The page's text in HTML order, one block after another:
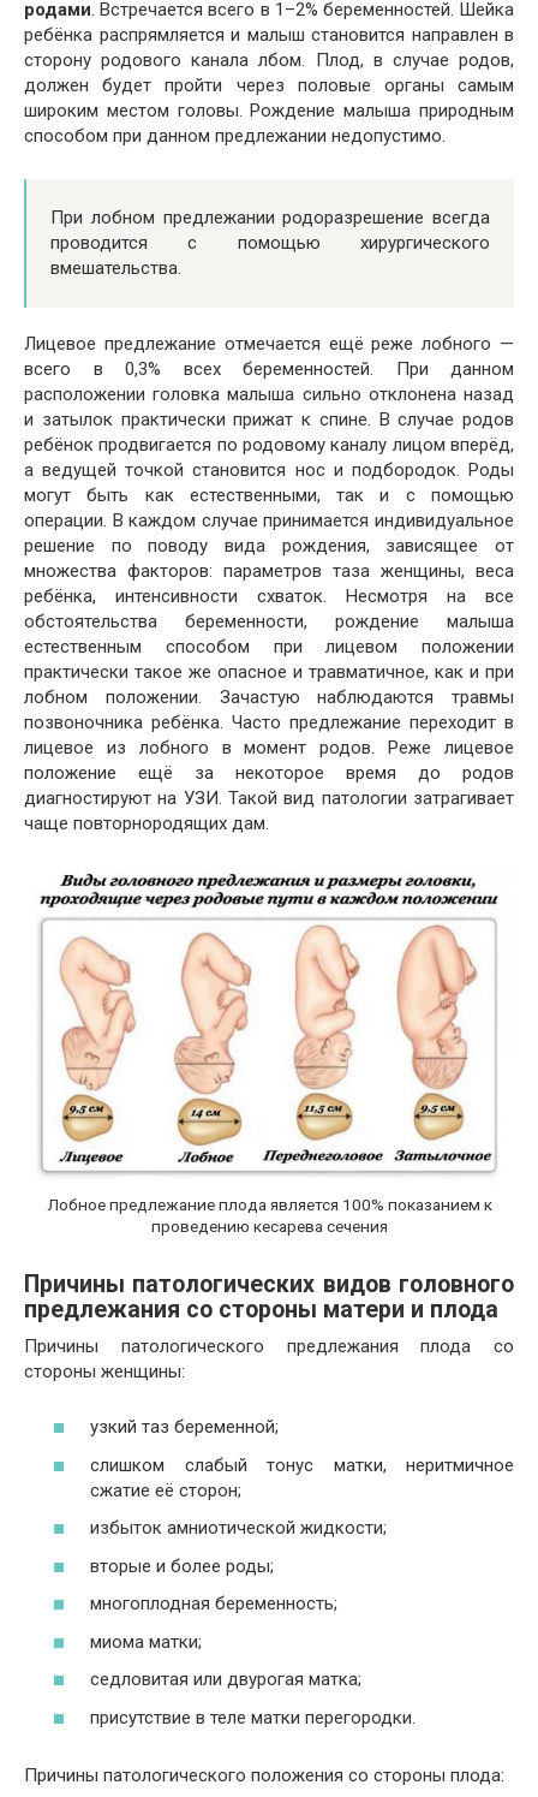
родами. Встречается всего в 1–2% беременностей. Шейка
ребёнка распрямляется и малыш становится направлен в
сторону родового канала лбом. Плод, в случае родов,
должен будет пройти через половые органы самым
широким местом головы. Рождение малыша природным
способом при данном предлежании недопустимо.
При лобном предлежании родоразрешение всегда
проводится с помощью хирургического
вмешательства.
Лицевое предлежание отмечается ещё реже лобного —
всего в 0,3% всех беременностей. При данном
расположении головка малыша сильно отклонена назад
и затылок практически прижат к спине. В случае родов
ребёнок продвигается по родовому каналу лицом вперёд,
а ведущей точкой становится нос и подбородок. Роды
могут быть как естественными, так и с помощью
операции. В каждом случае принимается индивидуальное
решение по поводу вида рождения, зависящее от
множества факторов: параметров таза женщины, веса
ребёнка, интенсивности схваток. Несмотря на все
обстоятельства беременности, рождение малыша
естественным способом при лицевом положении
практически такое же опасное и травматичное, как и при
лобном положении. Зачастую наблюдаются травмы
позвоночника ребёнка. Часто предлежание переходит в
лицевое из лобного в момент родов. Реже лицевое
положение ещё за некоторое время до родов
диагностируют на УЗИ. Такой вид патологии затрагивает
чаще повторнородящих дам.
Лобное предлежание плода является 100% показанием к
проведению кесарева сечения
Причины патологических видов головного
предлежания со стороны матери и плода
Причины патологического предлежания плода со
стороны женщины:
узкий таз беременной;
слишком слабый тонус матки, неритмичное
сжатие её сторон;
избыток амниотической жидкости;
вторые и более роды;
многоплодная беременность;
миома матки;
седловитая или двурогая матка;
присутствие в теле матки перегородки.
Причины патологического положения со стороны плода: